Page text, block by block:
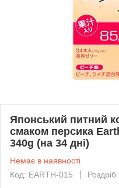
Японський питний
смаком персика
340g (на 34 дні)
Немає в наявності
Код: EARTH-015
Роздріб